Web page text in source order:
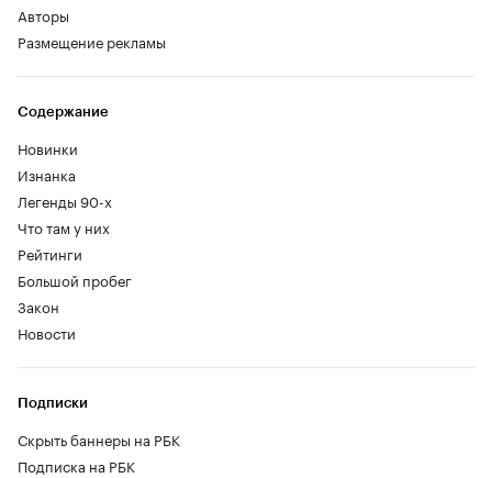
Авторы
Размещение рекламы
Содержание
Новинки
Изнанка
Легенды 90-х
Что там у них
Рейтинги
Большой пробег
Закон
Новости
Подписки
Скрыть баннеры на РБК
Подписка на РБК